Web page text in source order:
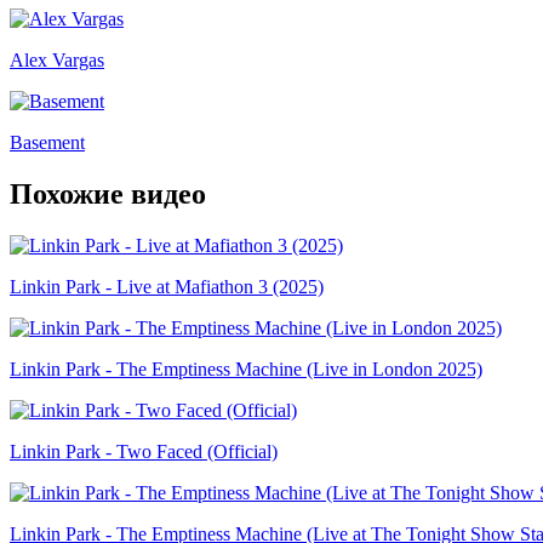
Alex Vargas
Basement
Похожие видео
Linkin Park - Live at Mafiathon 3 (2025)
Linkin Park - The Emptiness Machine (Live in London 2025)
Linkin Park - Two Faced (Official)
Linkin Park - The Emptiness Machine (Live at The Tonight Show